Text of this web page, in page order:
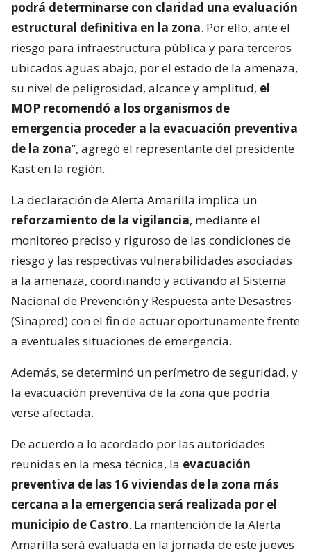
podrá determinarse con claridad una evaluación
estructural definitiva en la zona. Por ello, ante el
riesgo para infraestructura pública y para terceros
ubicados aguas abajo, por el estado de la amenaza,
su nivel de peligrosidad, alcance y amplitud, el
MOP recomendó a los organismos de
emergencia proceder a la evacuación preventiva
de la zona”, agregó el representante del presidente
Kast en la región.
La declaración de Alerta Amarilla implica un
reforzamiento de la vigilancia, mediante el
monitoreo preciso y riguroso de las condiciones de
riesgo y las respectivas vulnerabilidades asociadas
a la amenaza, coordinando y activando al Sistema
Nacional de Prevención y Respuesta ante Desastres
(Sinapred) con el fin de actuar oportunamente frente
a eventuales situaciones de emergencia.
Además, se determinó un perímetro de seguridad, y
la evacuación preventiva de la zona que podría
verse afectada.
De acuerdo a lo acordado por las autoridades
reunidas en la mesa técnica, la evacuación
preventiva de las 16 viviendas de la zona más
cercana a la emergencia será realizada por el
municipio de Castro. La mantención de la Alerta
Amarilla será evaluada en la jornada de este jueves